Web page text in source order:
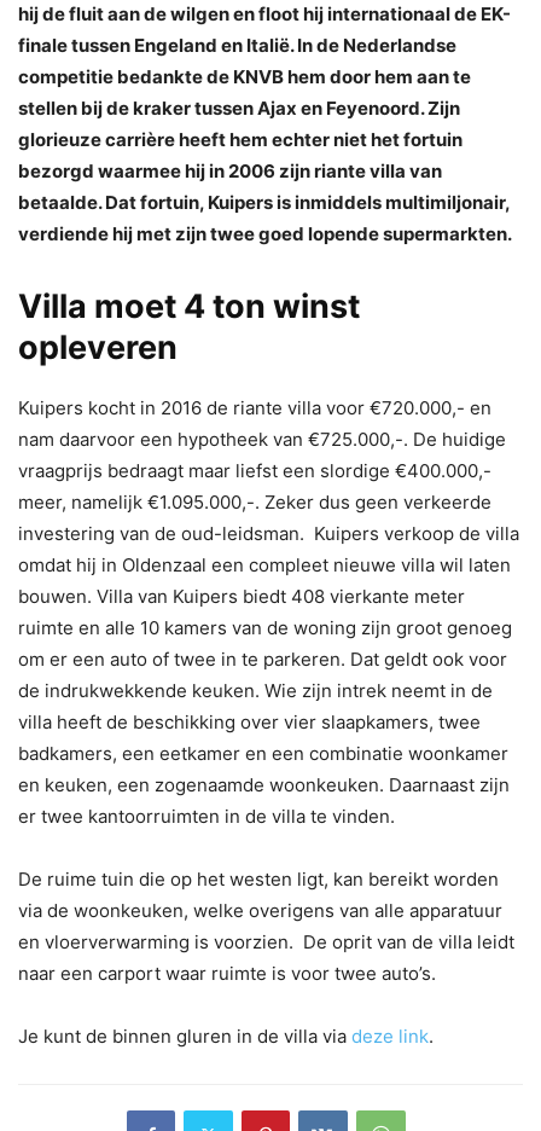
hij de fluit aan de wilgen en floot hij internationaal de EK-
finale tussen Engeland en Italië. In de Nederlandse
competitie bedankte de KNVB hem door hem aan te
stellen bij de kraker tussen Ajax en Feyenoord. Zijn
glorieuze carrière heeft hem echter niet het fortuin
bezorgd waarmee hij in 2006 zijn riante villa van
betaalde. Dat fortuin, Kuipers is inmiddels multimiljonair,
verdiende hij met zijn twee goed lopende supermarkten.
Villa moet 4 ton winst
opleveren
Kuipers kocht in 2016 de riante villa voor €720.000,- en
nam daarvoor een hypotheek van €725.000,-. De huidige
vraagprijs bedraagt maar liefst een slordige €400.000,-
meer, namelijk €1.095.000,-. Zeker dus geen verkeerde
investering van de oud-leidsman. Kuipers verkoop de villa
omdat hij in Oldenzaal een compleet nieuwe villa wil laten
bouwen. Villa van Kuipers biedt 408 vierkante meter
ruimte en alle 10 kamers van de woning zijn groot genoeg
om er een auto of twee in te parkeren. Dat geldt ook voor
de indrukwekkende keuken. Wie zijn intrek neemt in de
villa heeft de beschikking over vier slaapkamers, twee
badkamers, een eetkamer en een combinatie woonkamer
en keuken, een zogenaamde woonkeuken. Daarnaast zijn
er twee kantoorruimten in de villa te vinden.
De ruime tuin die op het westen ligt, kan bereikt worden
via de woonkeuken, welke overigens van alle apparatuur
en vloerverwarming is voorzien. De oprit van de villa leidt
naar een carport waar ruimte is voor twee auto’s.
Je kunt de binnen gluren in de villa via deze link.